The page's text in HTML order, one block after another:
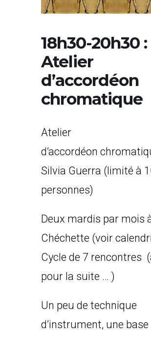
18h30-20h30 :
Atelier
d’accordéon
chromatique
Atelier
d’accordéon
Silvia Guerra (limité à
personnes)
Deux mardis par mois
Chéchette (voir
Cycle de 7 rencontres
pour la suite … )
Un peu de technique
d’instrument, une base